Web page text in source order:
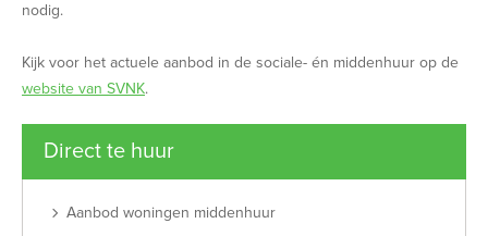
nodig.
Kijk voor het actuele aanbod in de sociale- én middenhuur op de
website van SVNK.
Direct te huur
Aanbod woningen middenhuur